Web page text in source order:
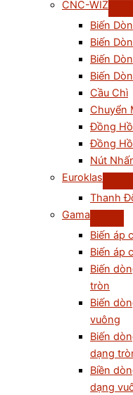
CNC-WIZ
Biến
Biến
Biến
Biến
Cầu Chì
Chuyển
Đồng
Đồng
Nút
Euroklas
Thanh
Gama
Biến áp
Biến áp
Biến
tròn
Biến
vuông
Biến
dạng
Biền
dạng